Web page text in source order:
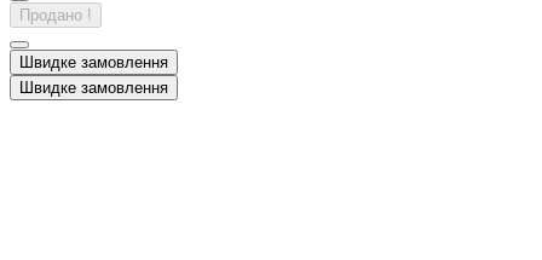
Продано !
Швидке замовлення
Швидке замовлення